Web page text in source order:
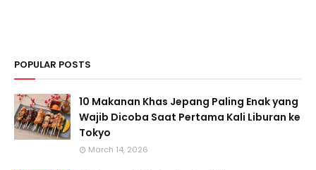
POPULAR POSTS
10 Makanan Khas Jepang Paling Enak yang
Wajib Dicoba Saat Pertama Kali Liburan ke
Tokyo
March 14, 2026